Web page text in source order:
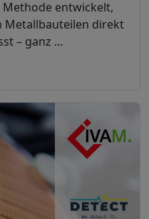
Methode entwickelt,
Metallbauteilen direkt
– ganz …